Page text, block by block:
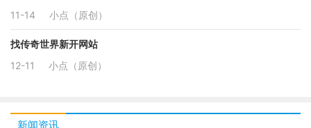
11-14
小点（原创）
找传奇世界新开网站
12-11
小点（原创）
新闻资讯